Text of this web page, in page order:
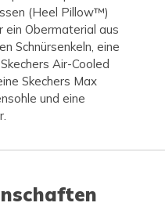
(Heel Pillow™)
Obermaterial aus
Schnürsenkeln, eine
Air-Cooled
Skechers Max
und eine